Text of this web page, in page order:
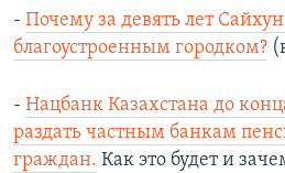
- Почему за девять лет
благоустроенным городком?
- Нацбанк Казахстана до
раздать частным банкам
граждан. Как это будет и